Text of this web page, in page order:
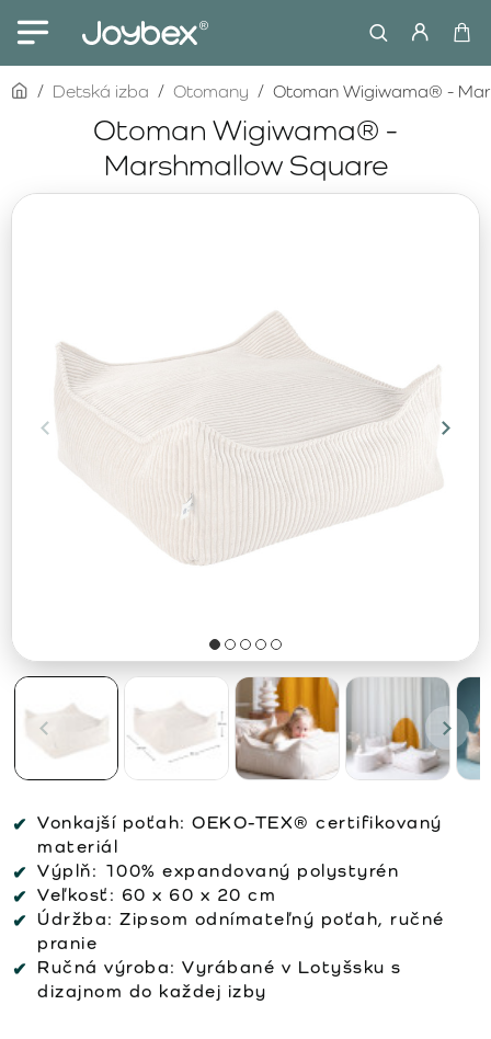
Otoman Wigiwama® -
Marshmallow Square
homeDetská izba Otomany Otoman Wigiwama® -
Vonkajší poťah: OEKO-TEX® certifikovaný
materiál
Výplň: 100% expandovaný polystyrén
Veľkosť: 60 x 60 x 20 cm
Údržba: Zipsom odnímateľný poťah, ručné
pranie
Ručná výroba: Vyrábané v Lotyšsku s
dizajnom do každej izby